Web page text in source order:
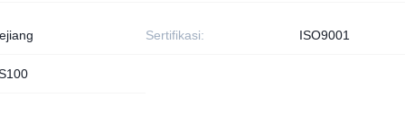
Sertifikasi: ISO9001